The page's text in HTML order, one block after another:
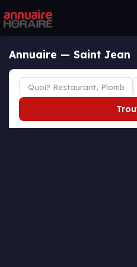
Annuaire — Saint Jean